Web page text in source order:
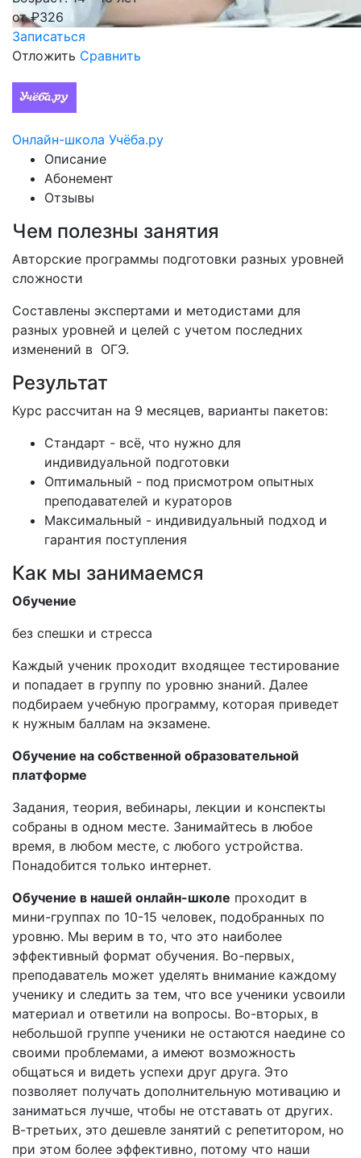
от₽326
Записаться
Отложить Сравнить
Онлайн-школа Учёба.ру
Описание
Абонемент
Отзывы
Чем полезны занятия
Авторские программы подготовки разных уровней
сложности
Составлены экспертами и методистами для
разных уровней и целей с учетом последних
изменений в ОГЭ.
Результат
Курс рассчитан на 9 месяцев, варианты пакетов:
Стандарт - всё, что нужно для
индивидуальной подготовки
Оптимальный - под присмотром опытных
преподавателей и кураторов
Максимальный - индивидуальный подход и
гарантия поступления
Как мы занимаемся
Обучение
без спешки и стресса
Каждый ученик проходит входящее тестирование
и попадает в группу по уровню знаний. Далее
подбираем учебную программу, которая приведет
к нужным баллам на экзамене.
Обучение на собственной образовательной
платформе
Задания, теория, вебинары, лекции и конспекты
собраны в одном месте. Занимайтесь в любое
время, в любом месте, с любого устройства.
Понадобится только интернет.
Обучение в нашей онлайн-школе проходит в
мини-группах по 10-15 человек, подобранных по
уровню. Мы верим в то, что это наиболее
эффективный формат обучения. Во-первых,
преподаватель может уделять внимание каждому
ученику и следить за тем, что все ученики усвоили
материал и ответили на вопросы. Во-вторых, в
небольшой группе ученики не остаются наедине со
своими проблемами, а имеют возможность
общаться и видеть успехи друг друга. Это
позволяет получать дополнительную мотивацию и
заниматься лучше, чтобы не отставать от других.
В-третьих, это дешевле занятий с репетитором, но
при этом более эффективно, потому что наши